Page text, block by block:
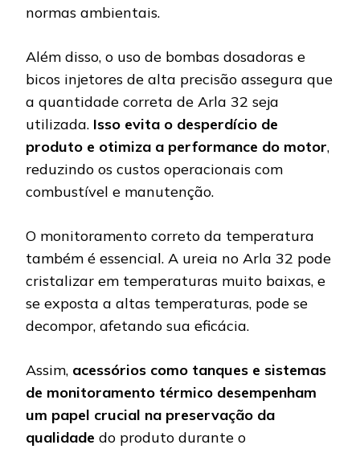
normas ambientais.
Além disso, o uso de bombas dosadoras e
bicos injetores de alta precisão assegura que
a quantidade correta de Arla 32 seja
utilizada. Isso evita o desperdício de
produto e otimiza a performance do motor,
reduzindo os custos operacionais com
combustível e manutenção.
O monitoramento correto da temperatura
também é essencial. A ureia no Arla 32 pode
cristalizar em temperaturas muito baixas, e
se exposta a altas temperaturas, pode se
decompor, afetando sua eficácia.
Assim, acessórios como tanques e sistemas
de monitoramento térmico desempenham
um papel crucial na preservação da
qualidade do produto durante o